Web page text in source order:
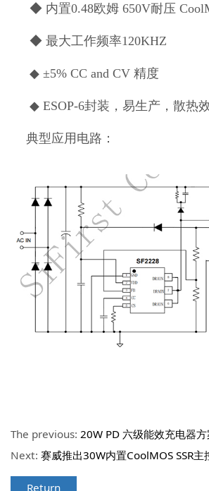
◆ 内置0.48欧姆 650V耐压
◆ 最大工作频率120KHZ
◆ ±5% CC and CV 精度
◆ ESOP-6封装，易生产，散热
典型应用电路：
The previous:20W PD 六级能效充电器
Next:赛威推出30W内置CoolMOS SSR
Return